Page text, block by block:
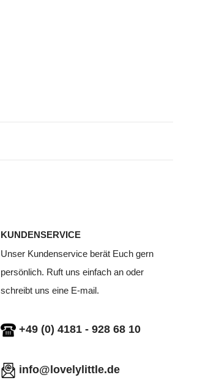
KUNDENSERVICE
Unser Kundenservice berät Euch gern
persönlich. Ruft uns einfach an oder
schreibt uns eine E-mail.
+49 (0) 4181 - 928 68 10
info@lovelylittle.de